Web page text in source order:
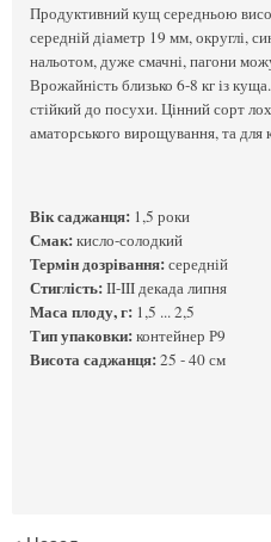
Продуктивний кущ середньою
середній діаметр 19 мм, округлі,
нальотом, дуже смачні, пагони
Врожайність близько 6-8 кг із
стійкий до посухи. Цінний сорт
аматорського вирощування, та для
Вік саджанця: 1,5 роки
Смак:кисло-солодкий
Термін дозрівання:середній
Стиглість:II-III декада липня
Маса плоду, г: 1,5 ... 2,5
Тип упаковки:контейнер Р9
Висота саджанця:25 - 40 см